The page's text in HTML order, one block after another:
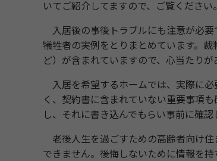
いてご紹介してますので、ご覧ください。
入居後の事後トラブルにも注意が必要
犠牲者の実例をとりまとめています。
ど）が含まれていますので、心当たり
入居を希望するホームでは、実際に必
く、契約書に含まれていない重要事項
し、それに書き込んでもらい事前に確認
老後人生を過ごすための高齢者向け住
できません。後悔しないために情報を